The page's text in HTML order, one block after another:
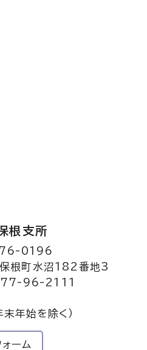
根支所
0196
根町水沼182番地3
96-2111
末年始を除く）
ーム